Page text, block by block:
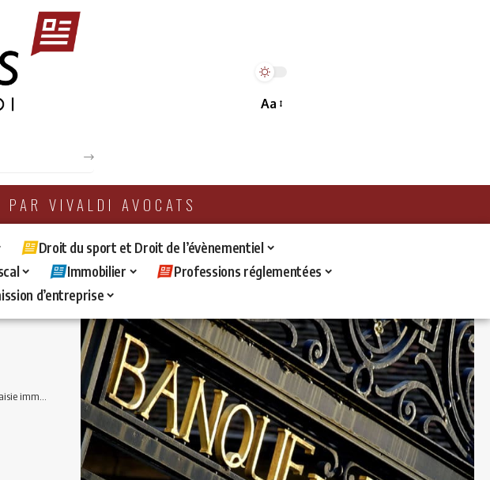
Aa
VIVALDI AVOCATS
Droit du sport et Droit de l’évènementiel
Immobilier
Professions réglementées
d’entreprise